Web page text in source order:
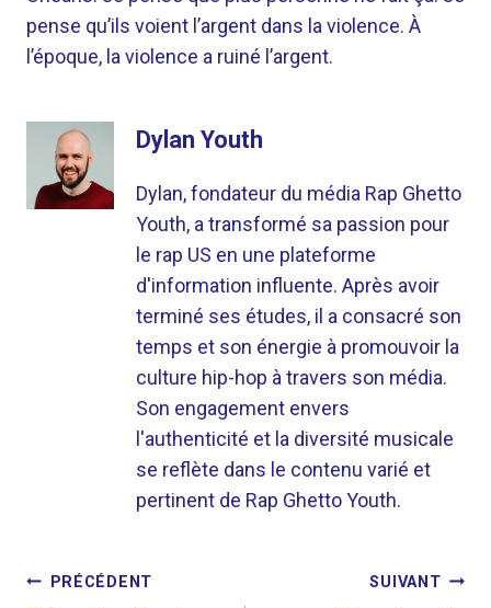
pense qu’ils voient l’argent dans la violence. À
l’époque, la violence a ruiné l’argent.
Dylan Youth
Dylan, fondateur du média Rap Ghetto
Youth, a transformé sa passion pour
le rap US en une plateforme
d'information influente. Après avoir
terminé ses études, il a consacré son
temps et son énergie à promouvoir la
culture hip-hop à travers son média.
Son engagement envers
l'authenticité et la diversité musicale
se reflète dans le contenu varié et
pertinent de Rap Ghetto Youth.
NAVIGATION
PRÉCÉDENT SUIVANT